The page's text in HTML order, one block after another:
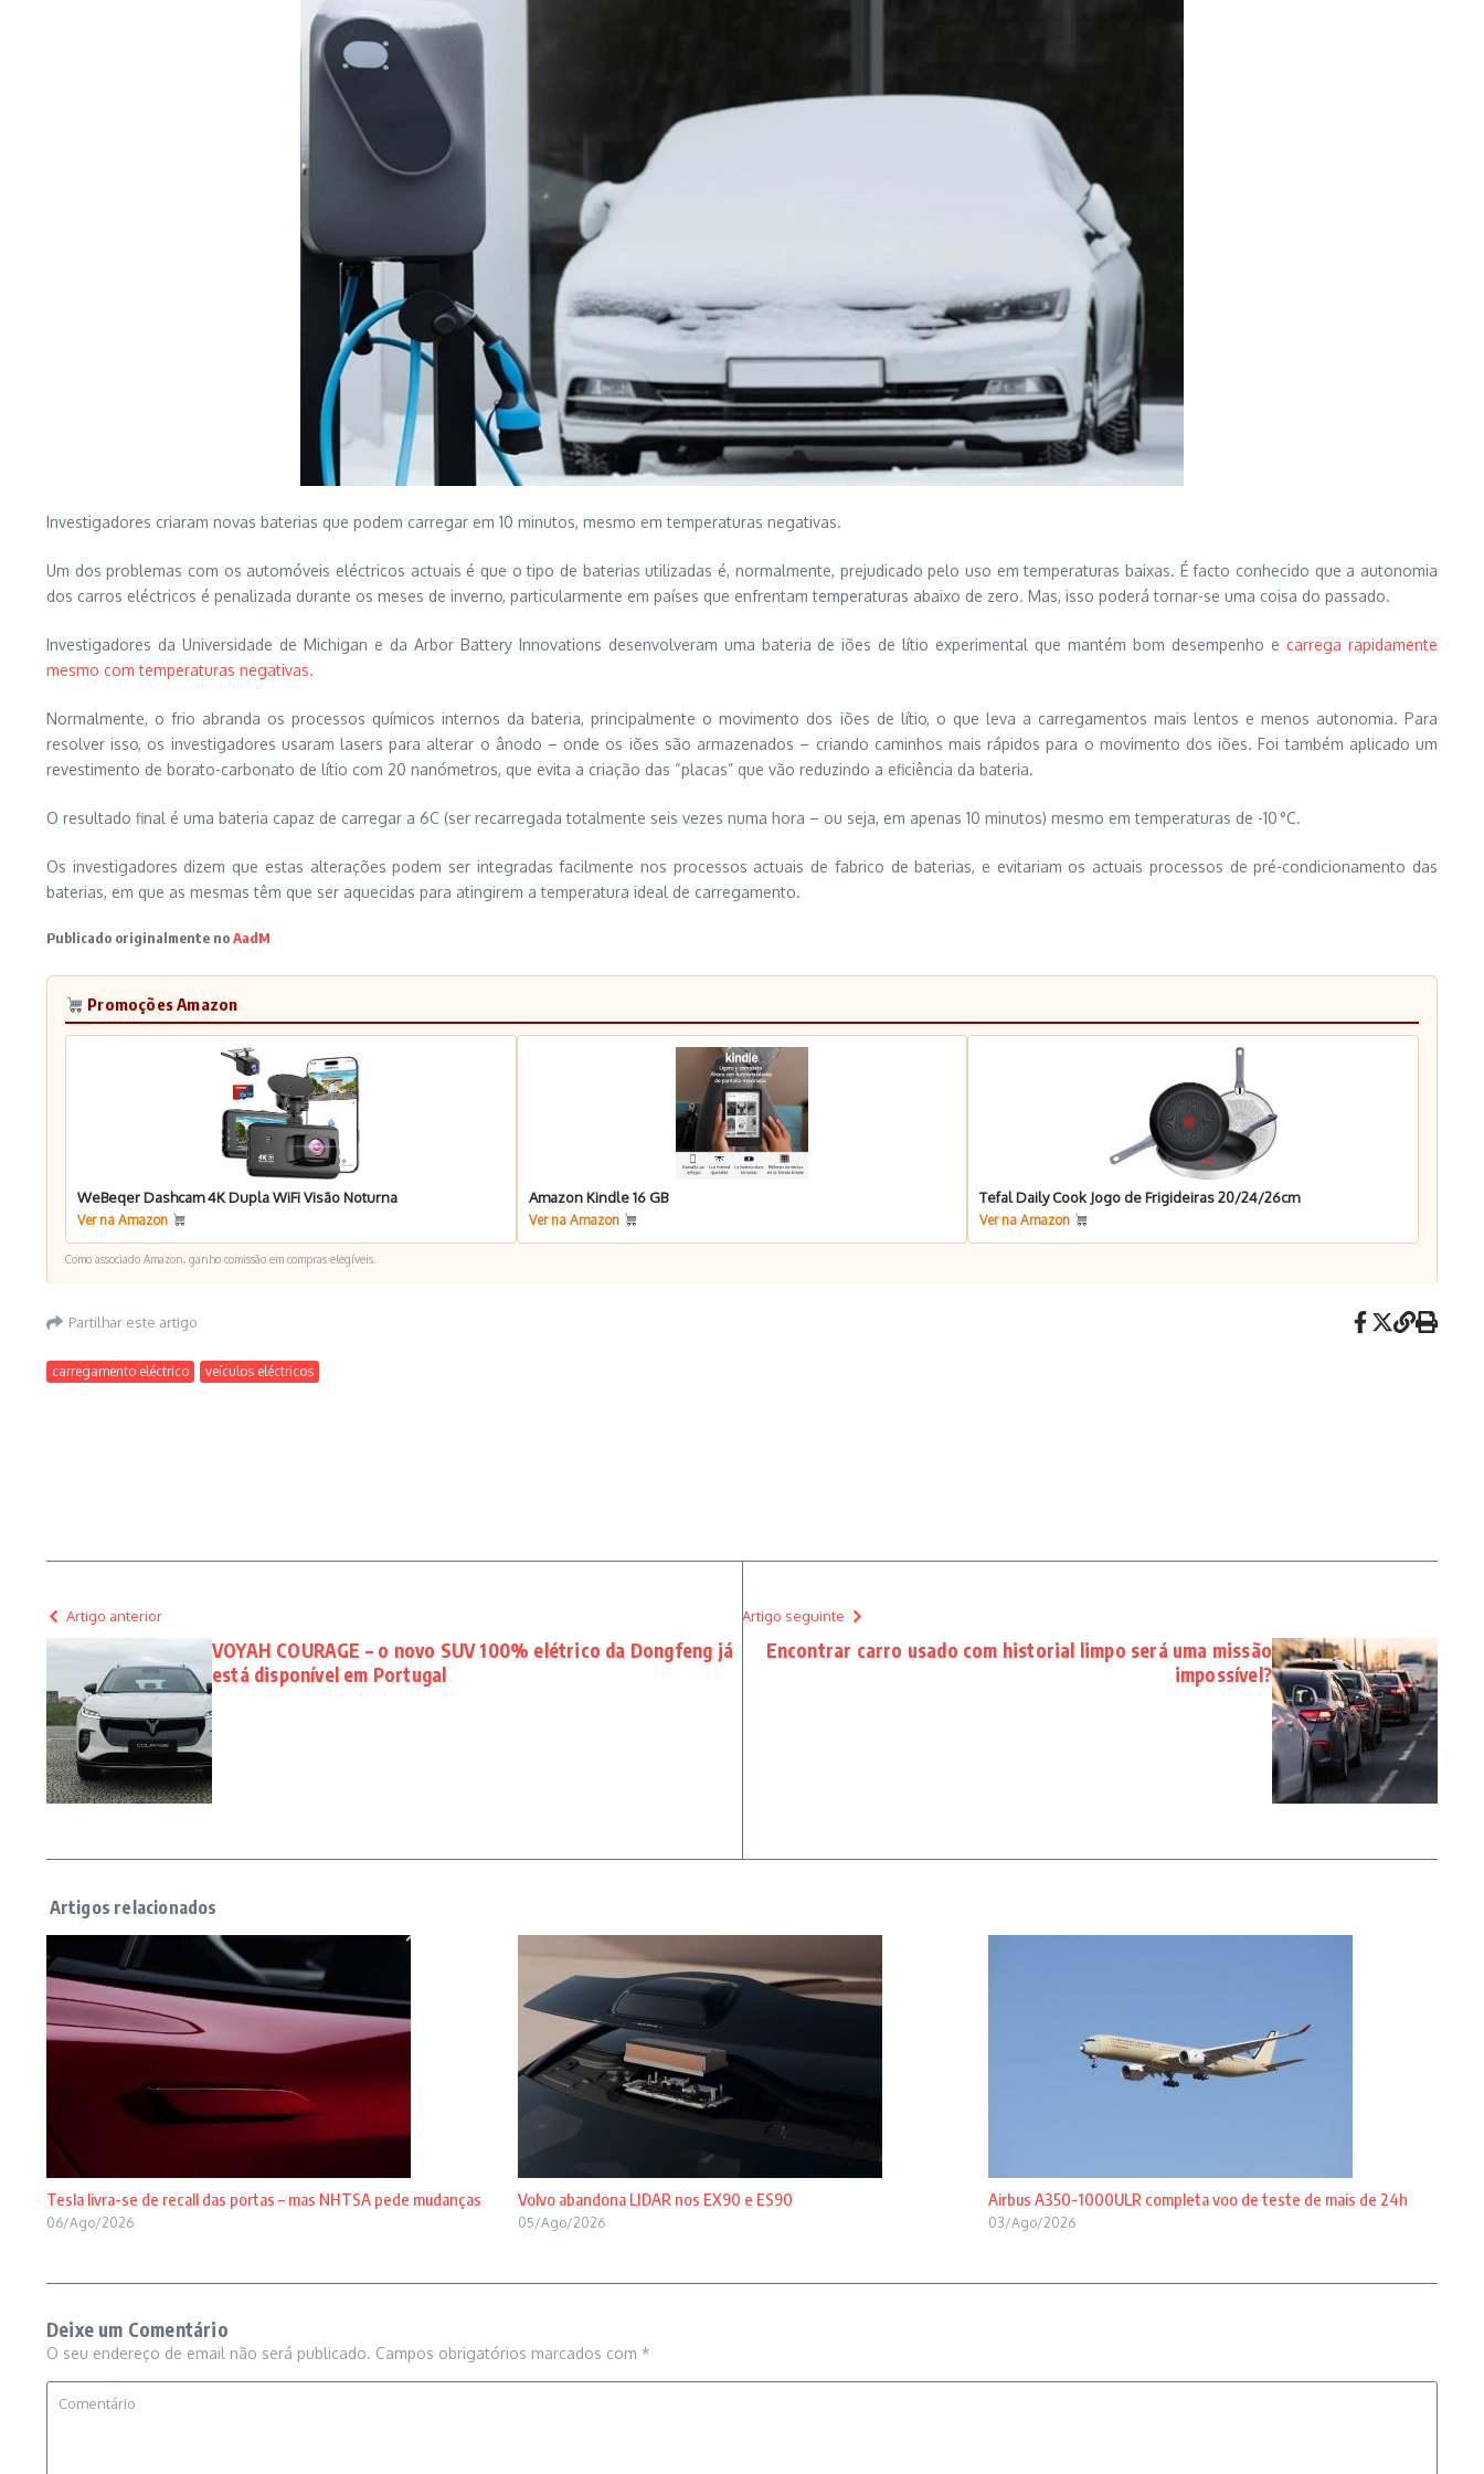
Investigadores criaram novas baterias que podem carregar em 10 minutos, mesmo em temperaturas negativas.
Um dos problemas com os automóveis eléctricos actuais é que o tipo de baterias utilizadas é, normalmente, prejudicado pelo uso em temperaturas baixas. É facto conhecido que a autonomia
dos carros eléctricos é penalizada durante os meses de inverno, particularmente em países que enfrentam temperaturas abaixo de zero. Mas, isso poderá tornar-se uma coisa do passado.
Investigadores da Universidade de Michigan e da Arbor Battery Innovations desenvolveram uma bateria de iões de lítio experimental que mantém bom desempenho e carrega rapidamente
mesmo com temperaturas negativas.
Normalmente, o frio abranda os processos químicos internos da bateria, principalmente o movimento dos iões de lítio, o que leva a carregamentos mais lentos e menos autonomia. Para
resolver isso, os investigadores usaram lasers para alterar o ânodo – onde os iões são armazenados – criando caminhos mais rápidos para o movimento dos iões. Foi também aplicado um
revestimento de borato-carbonato de lítio com 20 nanómetros, que evita a criação das “placas” que vão reduzindo a eficiência da bateria.
O resultado final é uma bateria capaz de carregar a 6C (ser recarregada totalmente seis vezes numa hora – ou seja, em apenas 10 minutos) mesmo em temperaturas de -10 °C.
Os investigadores dizem que estas alterações podem ser integradas facilmente nos processos actuais de fabrico de baterias, e evitariam os actuais processos de pré-condicionamento das
baterias, em que as mesmas têm que ser aquecidas para atingirem a temperatura ideal de carregamento.
Publicado originalmente noAadM
Promoções Amazon
WeBeqer Dashcam 4K Dupla WiFi Visão Noturna
Ver na Amazon
Amazon Kindle 16 GB
Ver na Amazon
Tefal Daily Cook Jogo de Frigideiras 20/24/26cm
Ver na Amazon
Como associado Amazon, ganho comissão em compras elegíveis.
Partilhar este artigo
carregamento eléctrico veículos eléctricos
Artigo anterior
VOYAH COURAGE – o novo SUV 100% elétrico da Dongfeng já
está disponível em Portugal
Artigo seguinte
Encontrar carro usado com historial limpo será uma missão
impossível?
Tesla livra-se de recall das portas – mas NHTSA pede mudanças
06/Ago/2026
Volvo abandona LIDAR nos EX90 e ES90
05/Ago/2026
Airbus A350-1000ULR completa voo de teste de mais de 24h
03/Ago/2026
Deixe um Comentário
O seu endereço de email não será publicado. Campos obrigatórios marcados com *